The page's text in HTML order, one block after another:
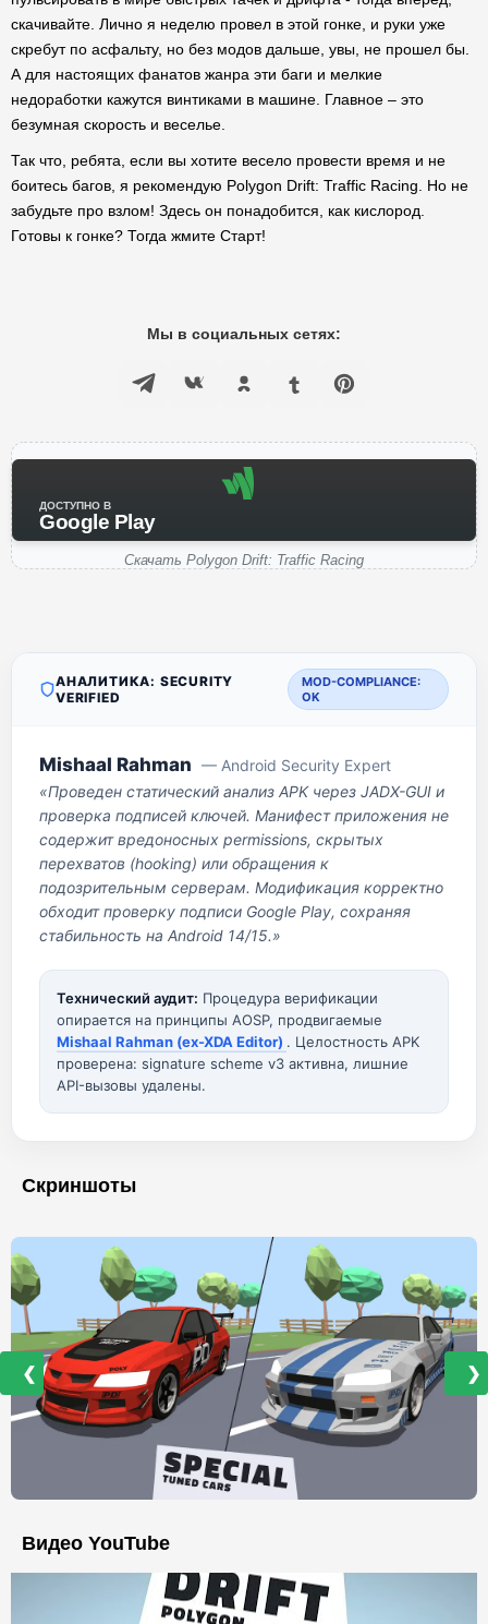
скачивайте. Лично я неделю провел в этой гонке, и руки уже
скребут по асфальту, но без модов дальше, увы, не прошел бы.
А для настоящих фанатов жанра эти баги и мелкие
недоработки кажутся винтиками в машине. Главное – это
безумная скорость и веселье.
Так что, ребята, если вы хотите весело провести время и не
боитесь багов, я рекомендую Polygon Drift: Traffic Racing. Но не
забудьте про взлом! Здесь он понадобится, как кислород.
Готовы к гонке? Тогда жмите Старт!
Мы в социальных сетях:
ДОСТУПНО В
Google Play
Скачать Polygon Drift: Traffic Racing
АНАЛИТИКА: SECURITY
VERIFIED
MOD-COMPLIANCE:
OK
Mishaal Rahman — Android Security Expert
«Проведен статический анализ APK через JADX-GUI и
проверка подписей ключей. Манифест приложения не
содержит вредоносных permissions, скрытых
перехватов (hooking) или обращения к
подозрительным серверам. Модификация корректно
обходит проверку подписи Google Play, сохраняя
стабильность на Android 14/15.»
Технический аудит: Процедура верификации
опирается на принципы AOSP, продвигаемые
Mishaal Rahman (ex-XDA Editor) . Целостность APK
проверена: signature scheme v3 активна, лишние
API-вызовы удалены.
Скриншоты
❮ ❯
Видео YouTube